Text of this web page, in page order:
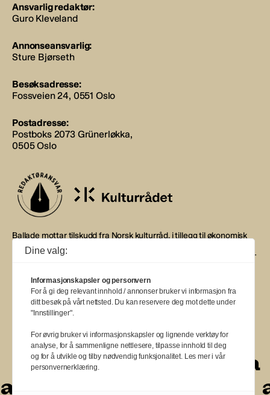
Ansvarlig redaktør:
Guro Kleveland
Annonseansvarlig:
Sture Bjørseth
Besøksadresse:
Fossveien 24, 0551 Oslo
Postadresse:
Postboks 2073 Grünerløkka,
0505 Oslo
Ballade mottar tilskudd fra Norsk kulturråd, i tillegg til økonomisk
støtte fra eierne NOPA, Norsk komponistforening og
Musikkforleggerne. Ballade drives etter Redaktør- og Vær Varsom-
BALLADE — NORGES MUSIKKMAGASIN
aa
aa
a
a
Dine valg:
Informasjonskapsler og personvern
For å gi deg relevant innhold / annonser bruker vi informasjon fra
ditt besøk på vårt nettsted. Du kan reservere deg mot dette under
"Innstillinger".
For øvrig bruker vi informasjonskapsler og lignende verktøy for
analyse, for å sammenligne nettlesere, tilpasse innhold til deg
og for å utvikle og tilby nødvendig funksjonalitet. Les mer i vår
personvernerklæring.